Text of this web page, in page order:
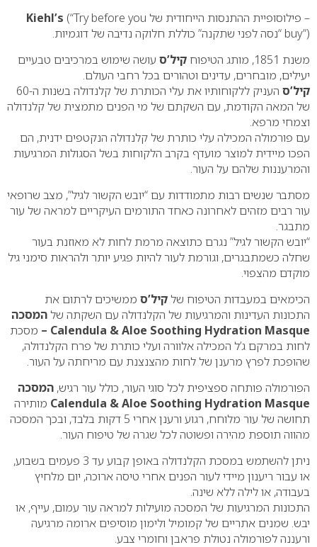
– פילוסופיית ההתנסות הייחודית של
Kiehl’s (“Try before you
buy”) “נסה לפני שתקנה” כוללת חלוקה נדיבה של דוגמיות.
משנת 1851, מותג הטיפוח
קיל’ס עושה שימוש במרכיבים טבעיים
יעילים, מובחרים, עדינים וטהורים בכל רחבי העולם.
קיל’ס
העניק ללקוחותיו את עלי הכותרת של קלנדולה בשנות ה-60
של המאה הקודמת, עם השקתם של מי הפנים מתמצית של קלנדולה
וצמחי מרפא.
עם פורמולה המכילה עלי כותרת של קלנדולה הנקטפים ידנית, הם
הפכו מיידית למוצר מועדף בקרב הלקוחות בשל הסגולות המרגיעות
והמרעננות שלהם על העור.
מסתבר שנשים רבות מתמודדות עם “יובש הקשור לגיל”, מצב שרופאי
עור רבים מזהים לאחרונה כאחד התורמים העיקריים למראה של עור
מתבגר.
“יובש הקשור לגיל” נגרם כתוצאה מרמת לחות לא מאוזנת בעור
שחלה כשמתבגרים, וגורמת לעור להיות פגיע יותר ולהראות סימני גיל
מוקדם מהצפוי.
הכימאים במעבדות הטיפוח שלקיל’ס ממשיכים לרתום את
התכונות העדינות והמרגיעות של הקלנדולה עם השקתה שלהמסכה
Calendula & Aloe Soothing Hydration Masque –
מסכת
לחות במרקם ג’ל המכילה אלוורה ועלי כותרת של פרח הקלנדולה,
שהופכת לפרץ מרענן של לחות מהצנצנת עם מריחתה על העור.
הפורמולה פותחה ספציפית לכל סוגי העור, כולל עור רגיש, המסכה
Calendula & Aloe Soothing Hydration Masque מותירה
תחושה של עור מלוחח, רגוע ורענן אחרי 5 דקות בלבד, ובכך המסכה
מהווה תוספת מהירה ופשוטה לכל שגרה של טיפוח העור.
ניתן להשתמש במסכת הקלנדולה באופן קבוע עד 3 פעמים בשבוע,
או עבור ריענון מיידי לעור הפנים אחרי טיסה ארוכה, יום מלחיץ
בעבודה, או לילה ללא שינה.
התכונות המרגיעות של המסכה מועילות למראה עור עמום, עייף, או
יבש. שמנים אתריים של קמומיל ולימון מוסיפים ארומה מרגיעה
ורעננה לפורמולה נטולת פראבן וחומרי צבע.